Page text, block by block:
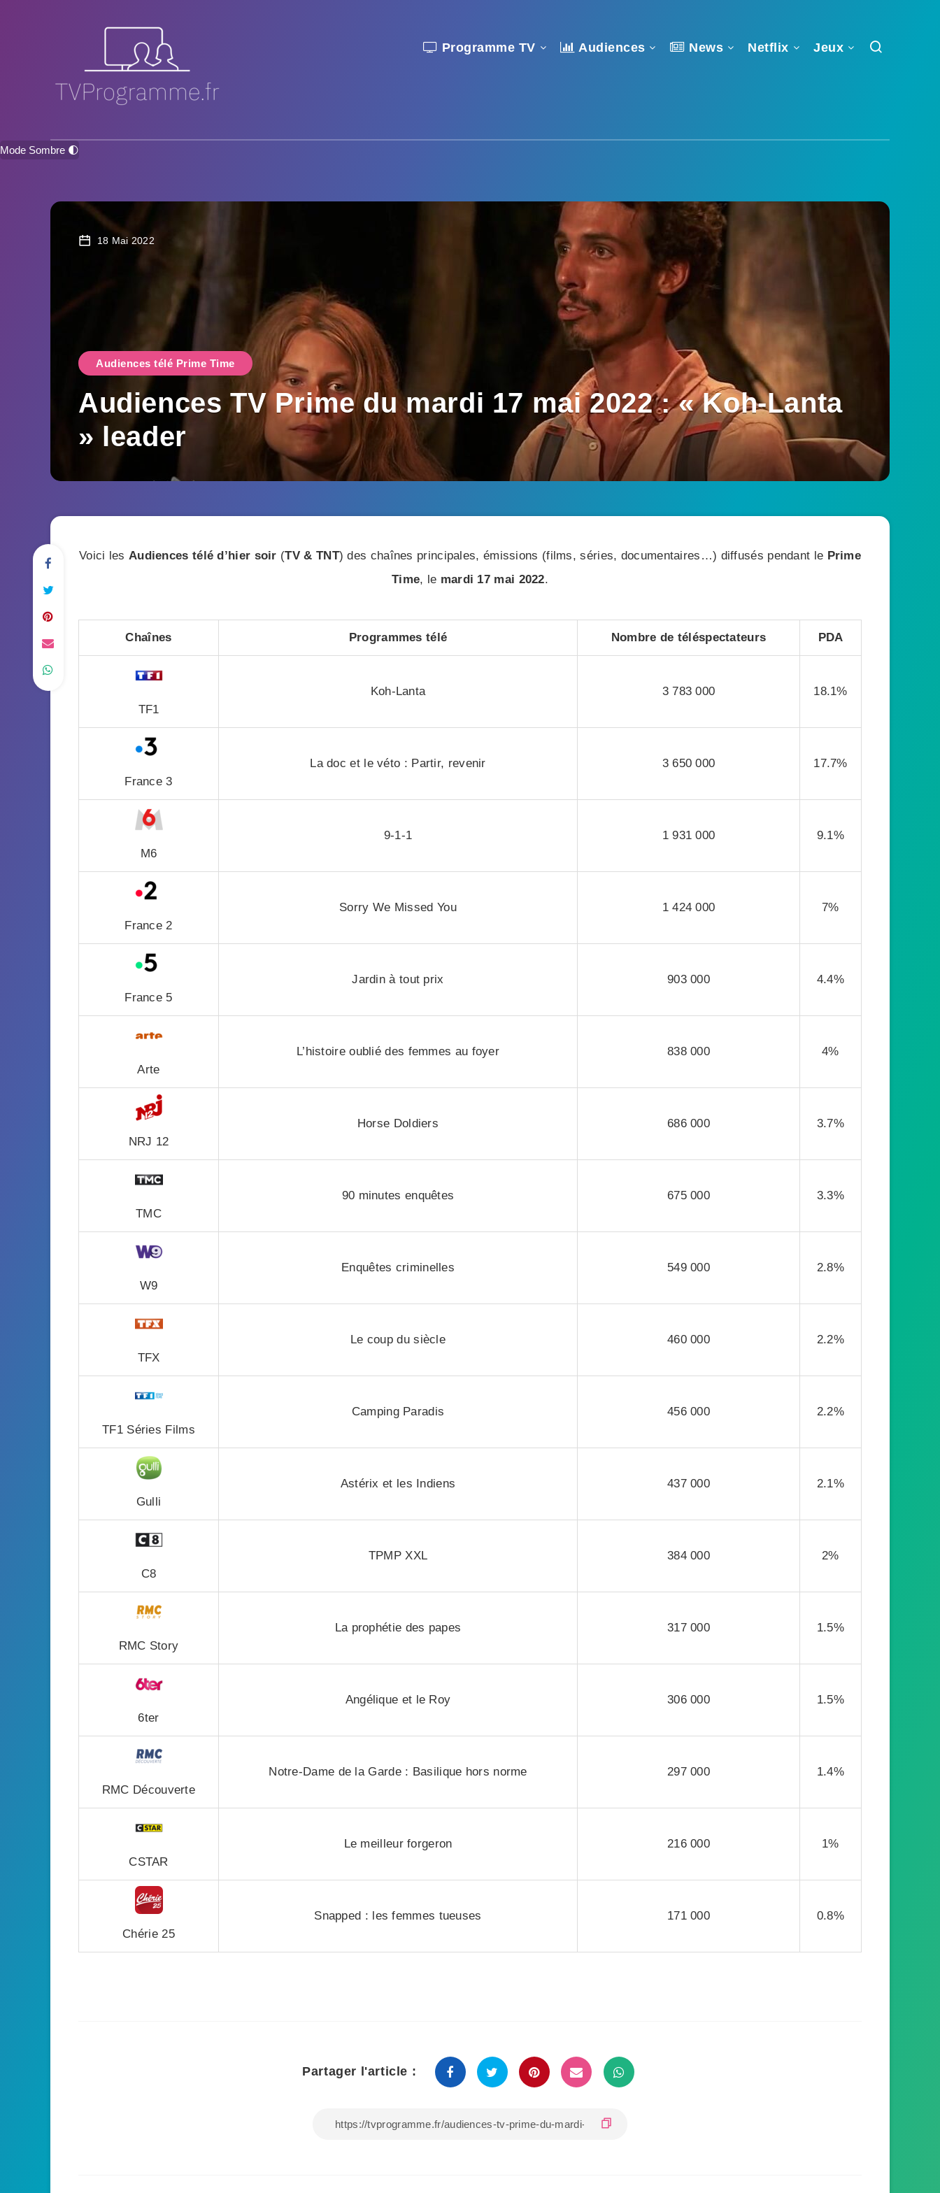
Programme TV Audiences News Netflix Jeux
Mode Sombre 🌓
18 Mai 2022
Audiences télé Prime Time
Audiences TV Prime du mardi 17 mai 2022 : « Koh-Lanta
» leader
Voici les Audiences télé d’hier soir (TV & TNT) des chaînes principales, émissions (films, séries, documentaires…) diffusés pendant le Prime
Time, le mardi 17 mai 2022.
Chaînes Programmes télé Nombre de téléspectateurs PDA
TF1
Koh-Lanta 3 783 000 18.1%
France 3
La doc et le véto : Partir, revenir 3 650 000 17.7%
M6
9-1-1 1 931 000 9.1%
France 2
Sorry We Missed You 1 424 000 7%
France 5
Jardin à tout prix 903 000 4.4%
Arte
L’histoire oublié des femmes au foyer 838 000 4%
NRJ 12
Horse Doldiers 686 000 3.7%
TMC
90 minutes enquêtes 675 000 3.3%
W9
Enquêtes criminelles 549 000 2.8%
TFX
Le coup du siècle 460 000 2.2%
TF1 Séries Films
Camping Paradis 456 000 2.2%
Gulli
Astérix et les Indiens 437 000 2.1%
C8
TPMP XXL 384 000 2%
RMC Story
La prophétie des papes 317 000 1.5%
6ter
Angélique et le Roy 306 000 1.5%
RMC Découverte
Notre-Dame de la Garde : Basilique hors norme 297 000 1.4%
CSTAR
Le meilleur forgeron 216 000 1%
Chérie 25
Snapped : les femmes tueuses 171 000 0.8%
Partager l'article :